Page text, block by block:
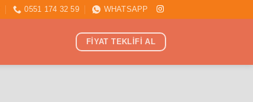
0551 174 32 59 WHATSAPP
FİYAT TEKLİFİ AL